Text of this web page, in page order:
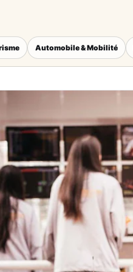
Automobile & Mobilité